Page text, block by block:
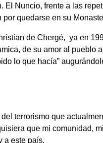
El Nuncio, frente a las
quedarse en su
de Chergé, ya en
de su amor al pueblo
lo que hacía”
terrorismo que
que mi comunidad,
a este país.